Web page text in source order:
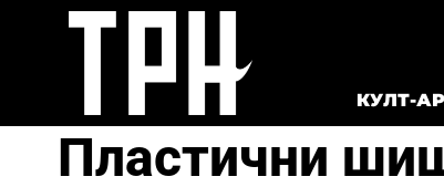
КУЛТ-
Пластични